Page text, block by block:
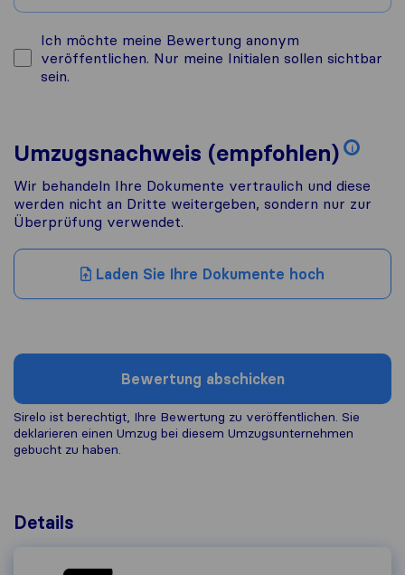
Ich möchte meine Bewertung anonym
veröffentlichen. Nur meine Initialen sollen sichtbar
sein.
Umzugsnachweis (empfohlen) i
Wir behandeln Ihre Dokumente vertraulich und diese
werden nicht an Dritte weitergeben, sondern nur zur
Überprüfung verwendet.
Laden Sie Ihre Dokumente hoch
Bewertung abschicken
Sirelo ist berechtigt, Ihre Bewertung zu veröffentlichen. Sie
deklarieren einen Umzug bei diesem Umzugs​unternehmen
gebucht zu haben.
Details